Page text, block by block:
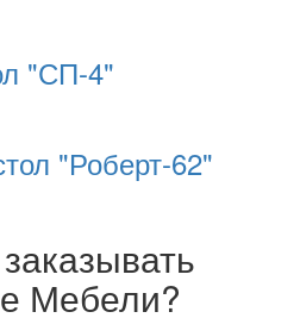
"СП-4"
"Роберт-62"
Мебели?